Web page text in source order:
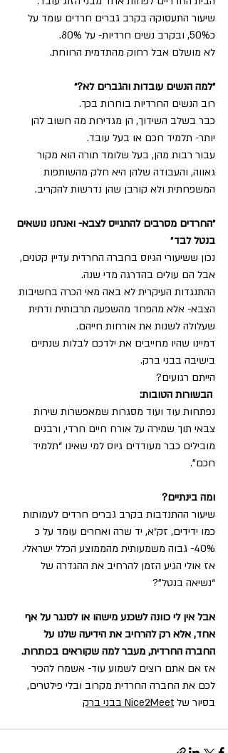
שיעור התעסוקה בקרב גברים חרדים עומד על
כ50%, ובקרב נשים חרדיות- על 80%.
לא מושלם אבל רחוק מהתדמית הרווחת.
״למה הנשים עובדות והגברים לא?״
רוב הנשים החרדיות בוחרות בכך.
כבר בשלב השידוך, הן מגדירות מה חשוב להן
יותר- תלמיד חכם או בעל עובד.
עבור רבות מהן, בעל שלומד תורה הוא מקור
גאווה, והעבודה שלהן היא חלק מהשותפות
המשפחתית ולא קורבן שהן נדרשות להקריב.
״החרדים מסרבים להתגייס לצבא- ואנחנו נושאים
בנטל לבד״
נכון ששיעורי הגיוס בחברה החרדית עדיין קטנים,
אבל הם עולים בהדרגה מדי שנה.
ההתנגדות העיקרית לא באה מאי הכרה בחשיבות
הצבא- אלא מהפחד מהשפעה תרבותית ודתית
שעלולה לשנות את אורחות חייהם.
דמיינו שהיו מחייבים את ילדכם לבלות שנתיים
בישיבה בבני ברק.
הייתם רגועים?
הבשורות הטובות:
נפתחות עוד ועוד מסגרות שמאפשרות שירות
צבאי תוך שמירה על אורח חיים חרדי, ורבנים
מובילים כבר מעודדים גיוס למי שאינו “תלמיד
חכם”.
ומה בינתיים?
שיעור ההתנדבות בקרב גברים חרדים לעמותות
כמו ידידים, זק״א, יד שרה ואחרים עומד על כ
40%- גבוה משמעותית מהממוצע הכלל ישראלי.
אז אולי הגיע הזמן להרחיב את ההגדרה של
“נשיאה בנטל”?
אבל אין לי כוונה לשכנע מישהו או לסנגר על אף
אחד, אלא רק להרחיב את הידיעה שלנו על
החברה החרדית, מעבר למה שקוראים בכותרות.
אז אם אתם רוצים לשמוע עוד- אשמח להכיר
לכם את החברה החרדית מקרוב ובלי פילטרים,
בסיור של Nice2Meet בבני ברק